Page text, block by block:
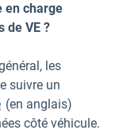
en charge
de VE ?
les
suivre un
(en anglais)
côté véhicule.